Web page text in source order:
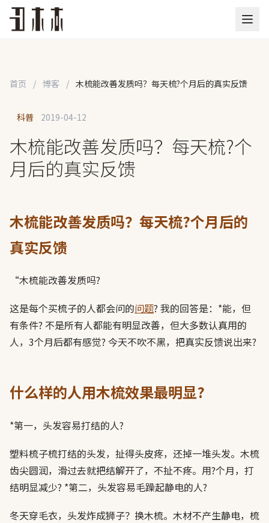
首页 / 博客 / 木梳能改善发质吗？每天梳?个月后的真实反馈
科普 2019-04-12
木梳能改善发质吗？每天梳?个
月后的真实反馈
木梳能改善发质吗？每天梳?个月后的
真实反馈
“木梳能改善发质吗?
这是每个买梳子的人都会问的问题? 我的回答是：*能，但
有条件? 不是所有人都能有明显改善，但大多数认真用的
人，3个月后都有感觉? 今天不吹不黑，把真实反馈说出来?
什么样的人用木梳效果最明显?
*第一，头发容易打结的人?
塑料梳子梳打结的头发，扯得头皮疼，还掉一堆头发。木梳
齿尖圆润，滑过去就把结解开了，不扯不疼。用?个月，打
结明显减少? *第二，头发容易毛躁起静电的人?
冬天穿毛衣，头发炸成狮子？换木梳。木材不产生静电，梳